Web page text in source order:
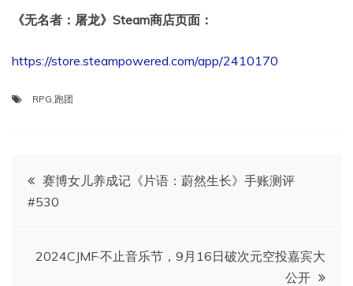
《无名者：屠龙》Steam商店页面：
https://store.steampowered.com/app/2410170
RPG 跑团
文
章
赛博女儿养成记《片语：蔚然生长》手账测评
#530
2024CJMF·不止音乐节，9月16日破次元空投嘉宾大
公开